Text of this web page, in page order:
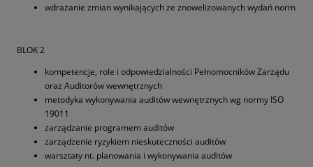
wdrażanie zmian wynikających ze znowelizowanych wydań norm
BLOK 2
kompetencje, role i odpowiedzialności Pełnomocników Zarządu
oraz Auditorów wewnętrznych
metodyka wykonywania auditów wewnętrznych wg normy ISO
19011
zarządzanie programem auditów
zarządzenie ryzykiem nieskuteczności auditów
warsztaty nt. planowania i wykonywania auditów